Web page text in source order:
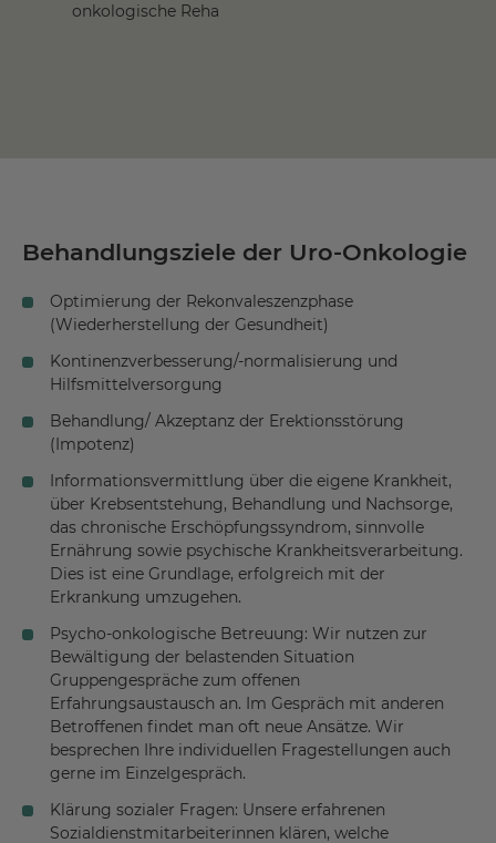
onkologische Reha
Behandlungsziele der Uro-Onkologie
Optimierung der Rekonvaleszenzphase
(Wiederherstellung der Gesundheit)
Kontinenzverbesserung/-normalisierung und
Hilfsmittelversorgung
Behandlung/ Akzeptanz der Erektionsstörung
(Impotenz)
Informationsvermittlung über die eigene Krankheit,
über Krebsentstehung, Behandlung und Nachsorge,
das chronische Erschöpfungssyndrom, sinnvolle
Ernährung sowie psychische Krankheitsverarbeitung.
Dies ist eine Grundlage, erfolgreich mit der
Erkrankung umzugehen.
Psycho-onkologische Betreuung: Wir nutzen zur
Bewältigung der belastenden Situation
Gruppengespräche zum offenen
Erfahrungsaustausch an. Im Gespräch mit anderen
Betroffenen findet man oft neue Ansätze. Wir
besprechen Ihre individuellen Fragestellungen auch
gerne im Einzelgespräch.
Klärung sozialer Fragen: Unsere erfahrenen
Sozialdienstmitarbeiterinnen klären, welche